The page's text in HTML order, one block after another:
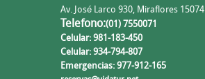
Av. José Larco 930, Miraflores 15074
Telefono:(01) 7550071
Celular: 981-183-450
Celular: 934-794-807
Emergencias: 977-912-165